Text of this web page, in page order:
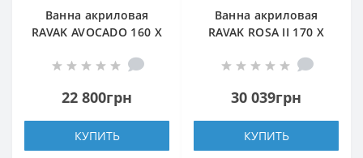
Ванна акриловая
RAVAK AVOCADO 160 X
22 800грн
КУПИТЬ
Ванна акриловая
RAVAK ROSA II 170 X
30 039грн
КУПИТЬ